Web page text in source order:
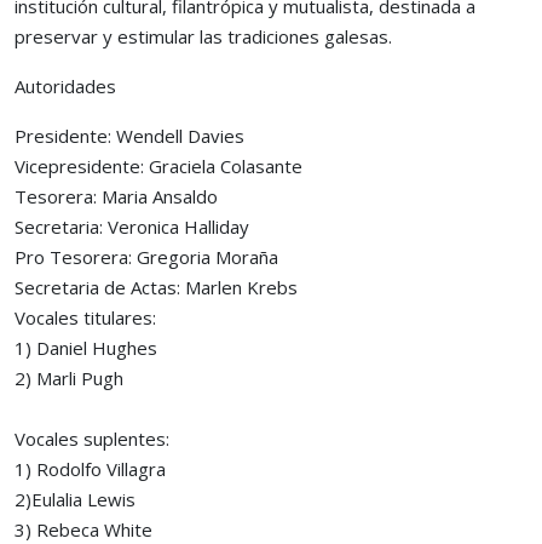
institución cultural, filantrópica y mutualista, destinada a
preservar y estimular las tradiciones galesas.
Autoridades
Presidente: Wendell Davies
Vicepresidente: Graciela Colasante
Tesorera: Maria Ansaldo
Secretaria: Veronica Halliday
Pro Tesorera: Gregoria Moraña
Secretaria de Actas: Marlen Krebs
Vocales titulares:
1) Daniel Hughes
2) Marli Pugh
Vocales suplentes:
1) Rodolfo Villagra
2)Eulalia Lewis
3) Rebeca White